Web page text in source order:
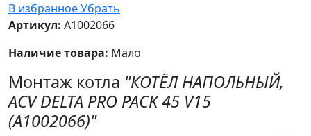
В избранноеУбрать
Артикул: A1002066
Наличие товара: Мало
Монтаж котла "КОТЁЛ НАПОЛЬНЫЙ,
ACV DELTA PRO PACK 45 V15
(A1002066)"